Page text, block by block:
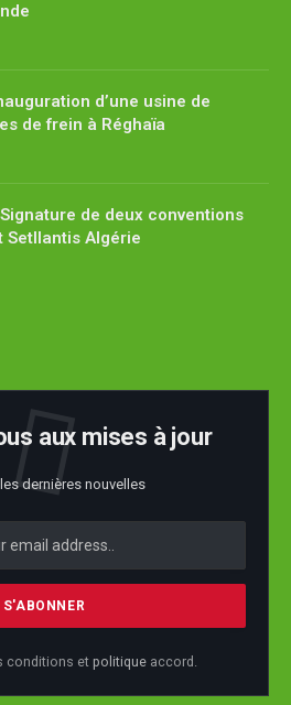
d’une usine de
de frein à Réghaïa
de deux conventions
Setllantis Algérie
aux mises à jour
dernières nouvelles
conditions etpolitiqueaccord.